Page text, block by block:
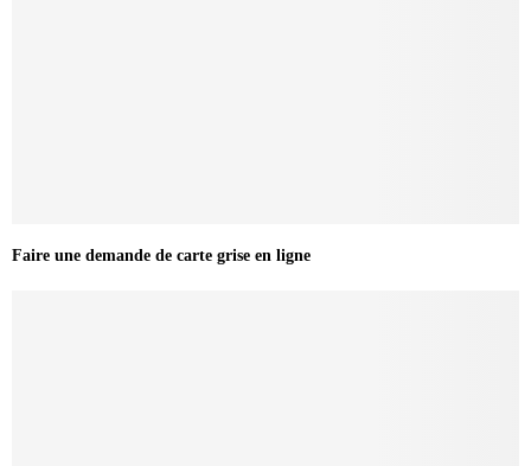
Faire une demande de carte grise en ligne